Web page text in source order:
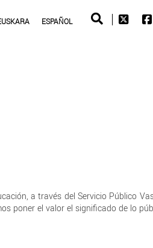
ESPAÑOL
a través del Servicio Público
poner el valor el significado de lo